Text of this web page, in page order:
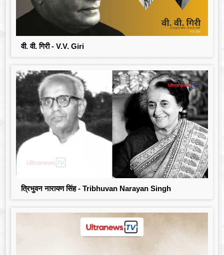
वी. वी. गिरी - V.V. Giri
त्रिभुवन नारायण सिंह - Tribhuvan Narayan Singh